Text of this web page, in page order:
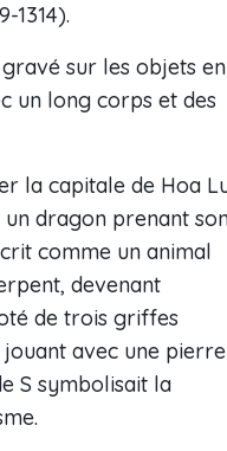
1314).
sur les objets en
un long corps et des
la capitale de Hoa
dragon prenant
comme un animal
devenant
de trois griffes
avec une pierre
S symbolisait la